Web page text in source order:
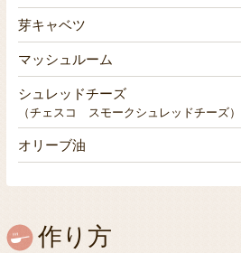
芽キャベツ
マッシュルーム
シュレッドチーズ
（チェスコ スモークシュレッドチーズ）
オリーブ油
作り方